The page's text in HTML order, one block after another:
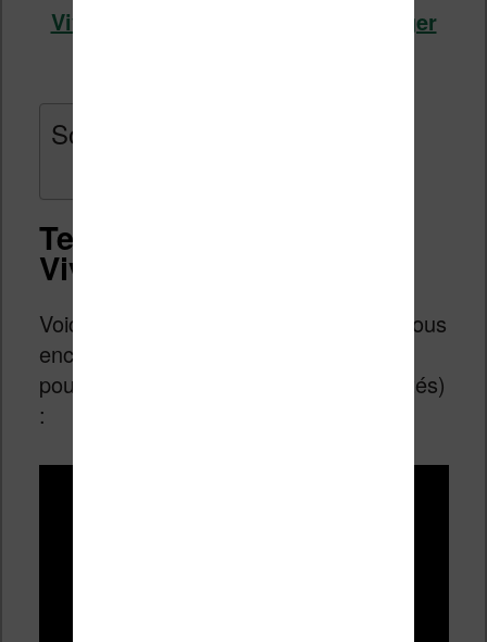
Vivlio Light HD Color chez Boulanger
Sommaire
Test vidéo de la liseuse
Vivlio Light HD Color
Voici le test vidéo de cette liseuse (je vous
encourage à lire le reste de cette page
pour en savoir plus sur les fonctionnalités)
: